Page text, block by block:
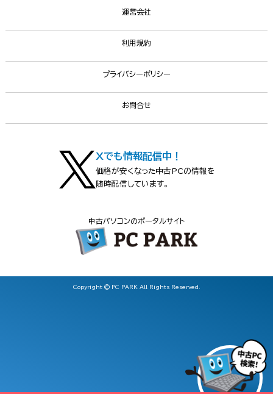
運営会社
利用規約
プライバシーポリシー
お問合せ
Xでも情報配信中！
価格が安くなった中古PCの情報を
随時配信しています。
中古パソコンのポータルサイト
Copyright © PC PARK All Rights Reserved.